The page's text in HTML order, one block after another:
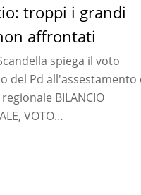
troppi i grandi
affrontati
spiega il voto
del Pd all'assestamento
BILANCIO
VOTO…